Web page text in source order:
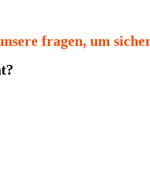
fragen, um